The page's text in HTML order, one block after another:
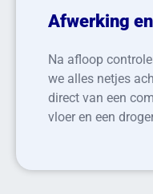
Afwerking
Na afloop
we alles netjes
direct van een
vloer en een